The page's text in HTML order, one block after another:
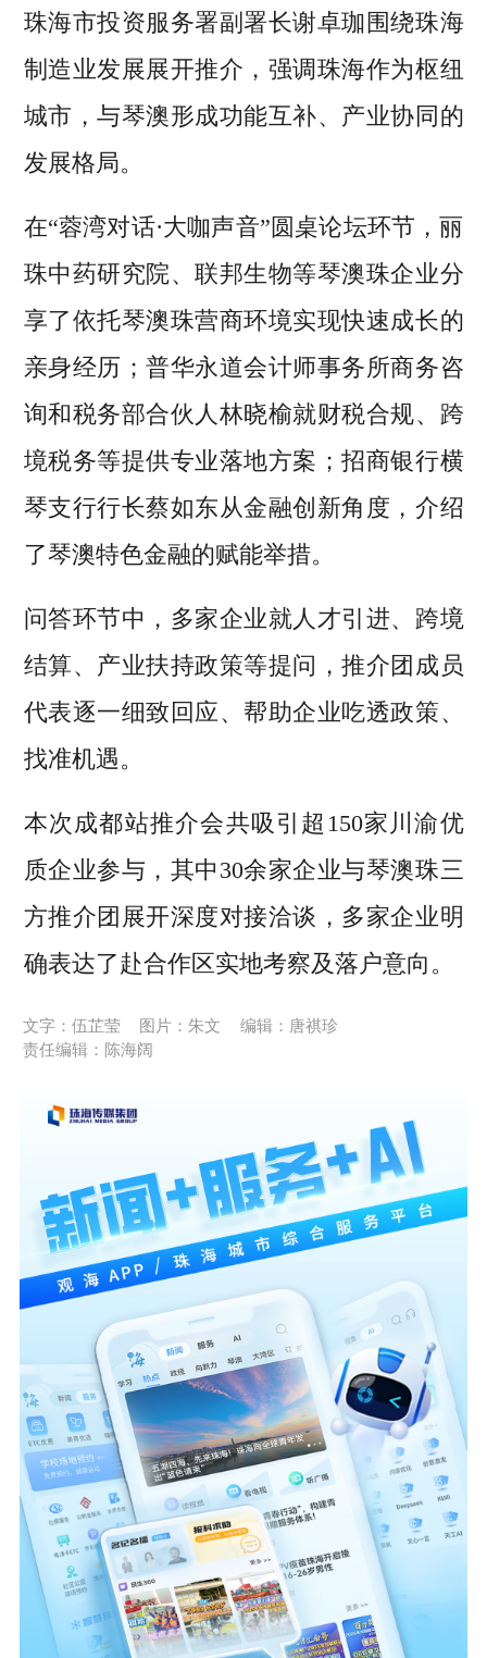
珠海市投资服务署副署长谢卓珈围绕珠海
制造业发展展开推介，强调珠海作为枢纽
城市，与琴澳形成功能互补、产业协同的
发展格局。
在“蓉湾对话·大咖声音”圆桌论坛环节，丽
珠中药研究院、联邦生物等琴澳珠企业分
享了依托琴澳珠营商环境实现快速成长的
亲身经历；普华永道会计师事务所商务咨
询和税务部合伙人林晓榆就财税合规、跨
境税务等提供专业落地方案；招商银行横
琴支行行长蔡如东从金融创新角度，介绍
了琴澳特色金融的赋能举措。
问答环节中，多家企业就人才引进、跨境
结算、产业扶持政策等提问，推介团成员
代表逐一细致回应、帮助企业吃透政策、
找准机遇。
本次成都站推介会共吸引超150家川渝优
质企业参与，其中30余家企业与琴澳珠三
方推介团展开深度对接洽谈，多家企业明
确表达了赴合作区实地考察及落户意向。
文字：伍芷莹 图片：朱文
编辑：唐祺珍
责任编辑：陈海阔